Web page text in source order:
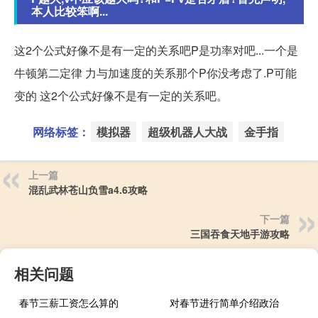
本人比较笨啊...
这2个公式好像不是有一定的关系吧P是功率对吧...一个是
牛顿第二定律 力与加速度的关系那个P你没考虑了.P可能
变的 这2个公式好像不是有一定的关系吧。
网络标签： 模拟器 超级机器人大战 金手指
上一篇
混乱武林苍山负雪a4.6攻略
下一篇
三国吞食天地手游攻略
相关问题
春节三薪工资怎么算的
对春节进行简单介绍政治